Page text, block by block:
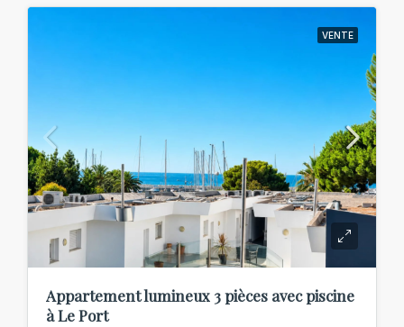
VENTE
Appartement lumineux 3 pièces avec piscine
à Le Port